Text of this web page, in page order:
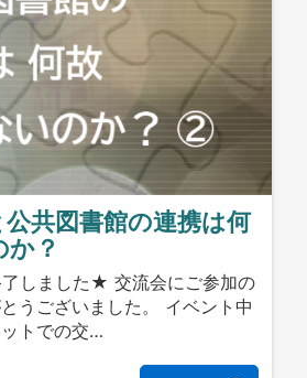
共図書館の連携は何
？
しました★ 交流会にご参加の
うございました。 イベント中
トでの交…